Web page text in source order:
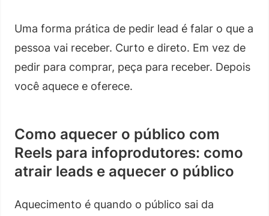
Uma forma prática de pedir lead é falar o que a
pessoa vai receber. Curto e direto. Em vez de
pedir para comprar, peça para receber. Depois
você aquece e oferece.
Como aquecer o público com
Reels para infoprodutores: como
atrair leads e aquecer o público
Aquecimento é quando o público sai da